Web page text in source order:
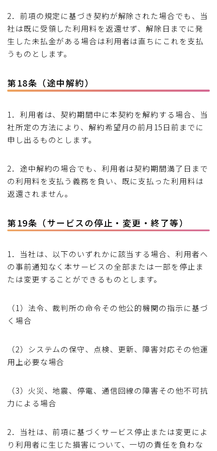
2．前項の規定に基づき契約が解除された場合でも、当
社は既に受領した利用料を返還せず、解除日までに発
生した未払金がある場合は利用者は直ちにこれを支払
うものとします。
第18条（途中解約）
1．利用者は、契約期間中に本契約を解約する場合、当
社所定の方法により、解約希望月の前月15日前までに
申し出るものとします。
2．途中解約の場合でも、利用者は契約期間満了日まで
の利用料を支払う義務を負い、既に支払った利用料は
返還されません。
第19条（サービスの停止・変更・終了等）
1．当社は、以下のいずれかに該当する場合、利用者へ
の事前通知なく本サービスの全部または一部を停止ま
たは変更することができるものとします。
（1）法令、裁判所の命令その他公的機関の指示に基づ
く場合
（2）システムの保守、点検、更新、障害対応その他運
用上必要な場合
（3）火災、地震、停電、通信回線の障害その他不可抗
力による場合
2．当社は、前項に基づくサービス停止または変更によ
り利用者に生じた損害について、一切の責任を負わな